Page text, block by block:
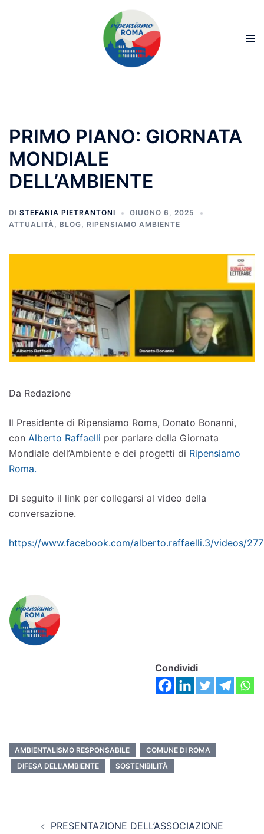
PRIMO PIANO: GIORNATA
MONDIALE
DELL’AMBIENTE
DI STEFANIA PIETRANTONI
GIUGNO 6, 2025
ATTUALITÀ, BLOG, RIPENSIAMO AMBIENTE
Da Redazione
Il Presidente di Ripensiamo Roma, Donato Bonanni,
con Alberto Raffaelli per parlare della Giornata
Mondiale dell’Ambiente e dei progetti di Ripensiamo
Roma.
Di seguito il link per collegarsi al video della
conversazione.
https://www.facebook.com/alberto.raffaelli.3/videos/
Condividi
AMBIENTALISMO RESPONSABILE
COMUNE DI ROMA
DIFESA DELL'AMBIENTE
SOSTENIBILITÀ
PRESENTAZIONE DELL’ASSOCIAZIONE